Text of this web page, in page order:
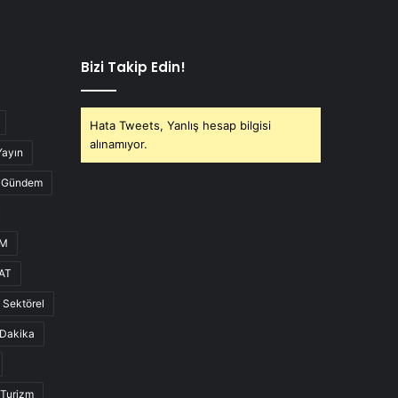
Gündem
Sektörel
Turizm
Bizi Takip Edin!
Hata Tweets, Yanlış hesap bilgisi
alınamıyor.